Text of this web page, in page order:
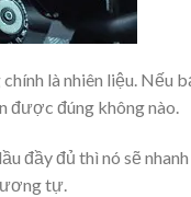
là nhiên liệu. Nếu
được đúng không nào.
đầy đủ thì nó sẽ nhanh
tự.